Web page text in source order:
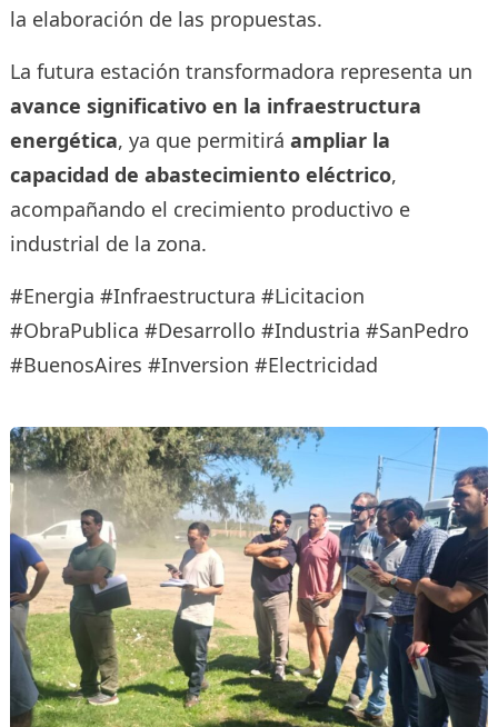
la elaboración de las propuestas.
La futura estación transformadora representa un
avance significativo en la infraestructura
energética, ya que permitirá ampliar la
capacidad de abastecimiento eléctrico,
acompañando el crecimiento productivo e
industrial de la zona.
#Energia #Infraestructura #Licitacion
#ObraPublica #Desarrollo #Industria #SanPedro
#BuenosAires #Inversion #Electricidad